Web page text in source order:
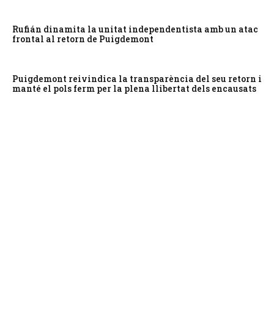
Rufián dinamita la unitat independentista amb un atac
frontal al retorn de Puigdemont
Puigdemont reivindica la transparència del seu retorn i
manté el pols ferm per la plena llibertat dels encausats